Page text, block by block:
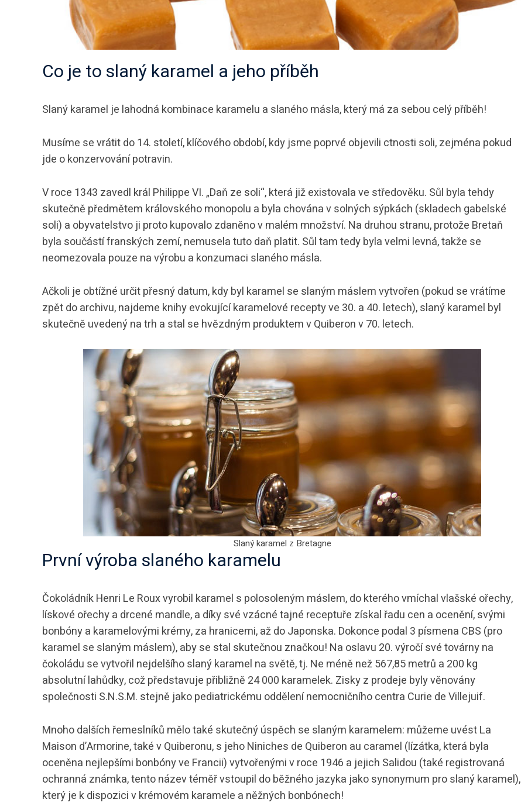
Co je to slaný karamel a jeho příběh
Slaný karamel je lahodná kombinace karamelu a slaného másla, který má za sebou celý příběh!
Musíme se vrátit do 14. století, klíčového období, kdy jsme poprvé objevili ctnosti soli, zejména pokud
jde o konzervování potravin.
V roce 1343 zavedl král Philippe VI. „Daň ze soli“, která již existovala ve středověku. Sůl byla tehdy
skutečně předmětem královského monopolu a byla chována v solných sýpkách (skladech gabelské
soli) a obyvatelstvo ji proto kupovalo zdaněno v malém množství. Na druhou stranu, protože Bretaň
byla součástí franských zemí, nemusela tuto daň platit. Sůl tam tedy byla velmi levná, takže se
neomezovala pouze na výrobu a konzumaci slaného másla.
Ačkoli je obtížné určit přesný datum, kdy byl karamel se slaným máslem vytvořen (pokud se vrátíme
zpět do archivu, najdeme knihy evokující karamelové recepty ve 30. a 40. letech), slaný karamel byl
skutečně uvedený na trh a stal se hvězdným produktem v Quiberon v 70. letech.
Slaný karamel z Bretagne
První výroba slaného karamelu
Čokoládník Henri Le Roux vyrobil karamel s polosoleným máslem, do kterého vmíchal vlašské ořechy,
lískové ořechy a drcené mandle, a díky své vzácné tajné receptuře získal řadu cen a ocenění, svými
bonbóny a karamelovými krémy, za hranicemi, až do Japonska. Dokonce podal 3 písmena CBS (pro
karamel se slaným máslem), aby se stal skutečnou značkou! Na oslavu 20. výročí své továrny na
čokoládu se vytvořil nejdelšího slaný karamel na světě, tj. Ne méně než 567,85 metrů a 200 kg
absolutní lahůdky, což představuje přibližně 24 000 karamelek. Zisky z prodeje byly věnovány
společnosti S.N.S.M. stejně jako pediatrickému oddělení nemocničního centra Curie de Villejuif.
Mnoho dalších řemeslníků mělo také skutečný úspěch se slaným karamelem: můžeme uvést La
Maison d’Armorine, také v Quiberonu, s jeho Niniches de Quiberon au caramel (lízátka, která byla
oceněna nejlepšími bonbóny ve Francii) vytvořenými v roce 1946 a jejich Salidou (také registrovaná
ochranná známka, tento název téměř vstoupil do běžného jazyka jako synonymum pro slaný karamel),
který je k dispozici v krémovém karamele a něžných bonbónech!